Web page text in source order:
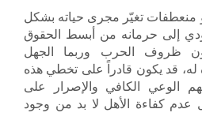
منعطفات تغيّر مجرى حياته بشكل
إلى حرمانه من أبسط الحقوق
ظروف الحرب وربما الجهل
له، قد يكون قادراً على تخطي هذه
الوعي الكافي والإصرار على
عدم كفاءة الأهل لا بد من وجود